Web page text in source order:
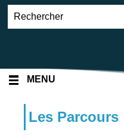
MENU
Les Parcours